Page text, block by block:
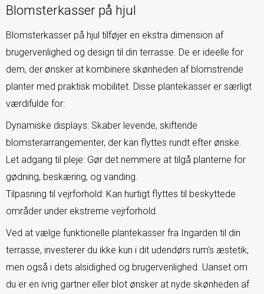
Blomsterkasser på hjul
Blomsterkasser på hjul tilføjer en ekstra dimension af
brugervenlighed og design til din terrasse. De er ideelle for
dem, der ønsker at kombinere skønheden af blomstrende
planter med praktisk mobilitet. Disse plantekasser er særligt
værdifulde for:
Dynamiske displays: Skaber levende, skiftende
blomsterarrangementer, der kan flyttes rundt efter ønske.
Let adgang til pleje: Gør det nemmere at tilgå planterne for
gødning, beskæring, og vanding.
Tilpasning til vejrforhold: Kan hurtigt flyttes til beskyttede
områder under ekstreme vejrforhold.
Ved at vælge funktionelle plantekasser fra Ingarden til din
terrasse, investerer du ikke kun i dit udendørs rum's æstetik,
men også i dets alsidighed og brugervenlighed. Uanset om
du er en ivrig gartner eller blot ønsker at nyde skønheden af